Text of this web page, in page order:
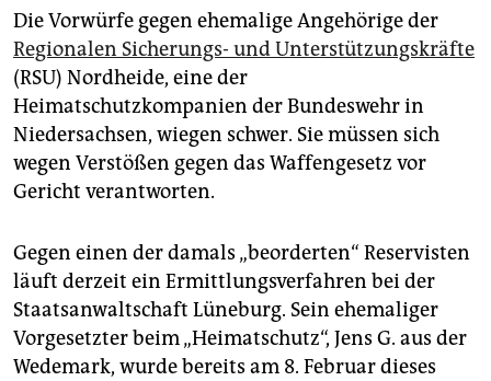
epaper login
Die Vorwürfe gegen ehemalige Angehörige der
Regionalen Sicherungs- und Unterstützungskräfte
(RSU) Nordheide, eine der
Heimatschutzkompanien der Bundeswehr in
Niedersachsen, wiegen schwer. Sie müssen sich
wegen Verstößen gegen das Waffengesetz vor
Gericht verantworten.
Gegen einen der damals „beorderten“ Reservisten
läuft derzeit ein Ermittlungsverfahren bei der
Staatsanwaltschaft Lüneburg. Sein ehemaliger
Vorgesetzter beim „Heimatschutz“, Jens G. aus der
Wedemark, wurde bereits am 8. Februar dieses